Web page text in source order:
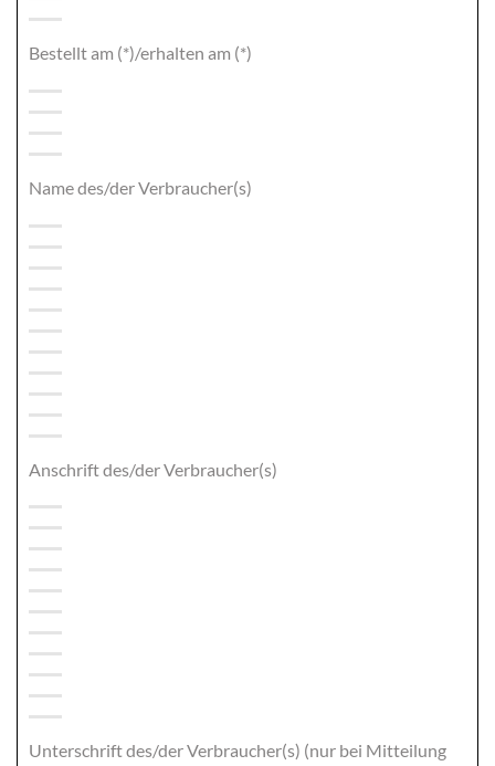
Bestellt am (*)/erhalten am (*)
Name des/der Verbraucher(s)
Anschrift des/der Verbraucher(s)
Unterschrift des/der Verbraucher(s) (nur bei Mitteilung